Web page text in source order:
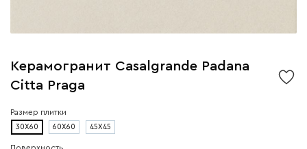
Керамогранит Casalgrande Padana
Citta Praga
Размер плитки
30X60 60X60 45X45